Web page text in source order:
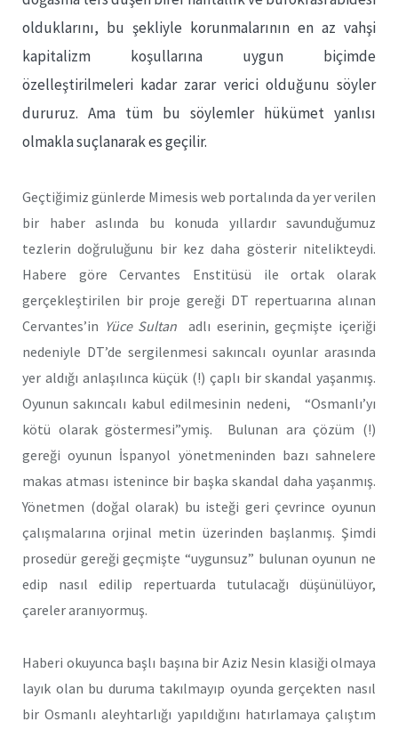
olduklarını, bu şekliyle korunmalarının en az vahşi
kapitalizm koşullarına uygun biçimde
özelleştirilmeleri kadar zarar verici olduğunu söyler
dururuz. Ama tüm bu söylemler hükümet yanlısı
olmakla suçlanarak es geçilir.
Geçtiğimiz günlerde Mimesis web portalında da yer verilen
bir haber aslında bu konuda yıllardır savunduğumuz
tezlerin doğruluğunu bir kez daha gösterir nitelikteydi.
Habere göre Cervantes Enstitüsü ile ortak olarak
gerçekleştirilen bir proje gereği DT repertuarına alınan
Cervantes’in Yüce Sultan
adlı eserinin, geçmişte içeriği
nedeniyle DT’de sergilenmesi sakıncalı oyunlar arasında
yer aldığı anlaşılınca küçük (!) çaplı bir skandal yaşanmış.
Oyunun sakıncalı kabul edilmesinin nedeni, “Osmanlı’yı
kötü olarak göstermesi”ymiş. Bulunan ara çözüm (!)
gereği oyunun İspanyol yönetmeninden bazı sahnelere
makas atması istenince bir başka skandal daha yaşanmış.
Yönetmen (doğal olarak) bu isteği geri çevrince oyunun
çalışmalarına orjinal metin üzerinden başlanmış. Şimdi
prosedür gereği geçmişte “uygunsuz” bulunan oyunun ne
edip nasıl edilip repertuarda tutulacağı düşünülüyor,
çareler aranıyormuş.
Haberi okuyunca başlı başına bir Aziz Nesin klasiği olmaya
layık olan bu duruma takılmayıp oyunda gerçekten nasıl
bir Osmanlı aleyhtarlığı yapıldığını hatırlamaya çalıştım